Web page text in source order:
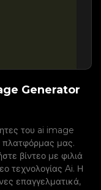
Generator
του ai image
μας.
βίντεο με φιλιά
τεχνολογίας Ai. Η
επαγγελματικά,